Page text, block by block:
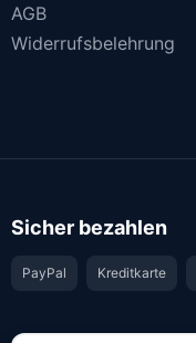
AGB
Widerrufsbelehrung
Sicher bezahlen
PayPal Kreditkarte